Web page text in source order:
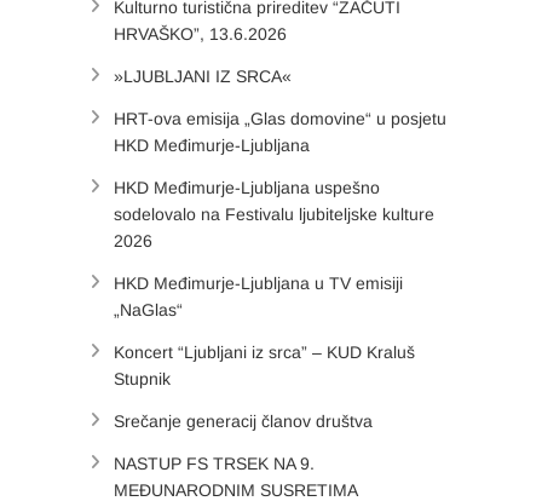
Kulturno turistična prireditev “ZAČUTI
HRVAŠKO”, 13.6.2026
»LJUBLJANI IZ SRCA«
HRT-ova emisija „Glas domovine“ u posjetu
HKD Međimurje-Ljubljana
HKD Međimurje-Ljubljana uspešno
sodelovalo na Festivalu ljubiteljske kulture
2026
HKD Međimurje-Ljubljana u TV emisiji
„NaGlas“
Koncert “Ljubljani iz srca” – KUD Kraluš
Stupnik
Srečanje generacij članov društva
NASTUP FS TRSEK NA 9.
MEĐUNARODNIM SUSRETIMA